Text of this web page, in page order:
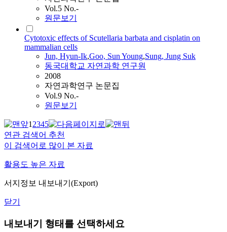
Vol.5 No.-
원문보기
Cytotoxic effects of Scutellaria barbata and cisplatin on
mammalian cells
Jun, Hyun-Ik,Goo, Sun Young,Sung, Jung Suk
동국대학교 자연과학 연구원
2008
자연과학연구 논문집
Vol.9 No.-
원문보기
12345
연관 검색어 추천
이 검색어로 많이 본 자료
활용도 높은 자료
서지정보 내보내기(Export)
닫기
내보내기 형태를 선택하세요